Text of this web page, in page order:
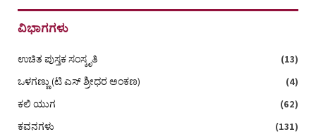
ವಿಭಾಗಗಳು
ಉಚಿತ ಪುಸ್ತಕ ಸಂಸ್ಕೃತಿ
(13)
ಒಳಗಣ್ಣು (ಟಿ ಎಸ್‌ ಶ್ರೀಧರ ಅಂಕಣ)
(4)
ಕಲಿ ಯುಗ
(62)
ಕವನಗಳು
(131)